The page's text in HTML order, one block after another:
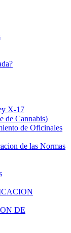
X-17
de Cannabis)
de Oficinales
de las Normas
DE